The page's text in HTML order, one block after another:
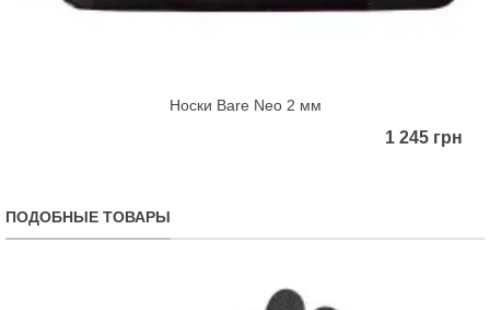
Носки Bare Neo 2 мм
1 245 грн
ПОДОБНЫЕ ТОВАРЫ